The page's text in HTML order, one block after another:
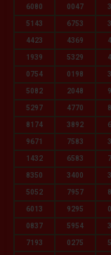
6080 0047
5143 6753
4423 4369
1939 5329
0754 0198
5082 2048
5297 4770
8174 3892
9671 7583
1432 6583
8350 3400
5052 7957
6013 9295
0837 5954
7193 0275